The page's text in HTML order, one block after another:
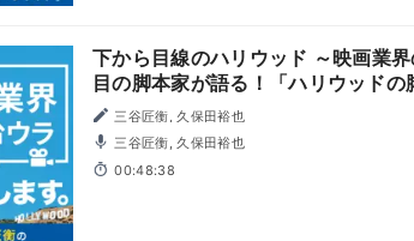
下から目線のハリウッド ～映画業
目の脚本家が語る！「ハリウッド
林研】
三谷匠衡, 久保田裕也
三谷匠衡, 久保田裕也
00:48:38